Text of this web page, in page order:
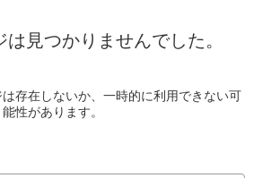
見つかりませんでした。
存在しないか、一時的に利用できない可
能性があります。